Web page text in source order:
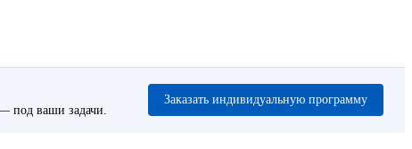
под ваши задачи.
Заказать индивидуальную программу